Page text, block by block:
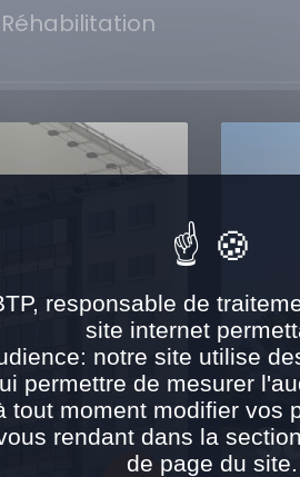
Réhabilitation
responsable de
site internet
notre site utilise
permettre de mesurer
tout moment modifier vos
rendant dans la
de page du site.